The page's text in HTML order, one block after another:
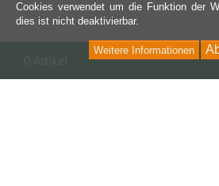
Cookies verwendet um die Funktion der
dies ist nicht deaktivierbar.
Weitere Informationen